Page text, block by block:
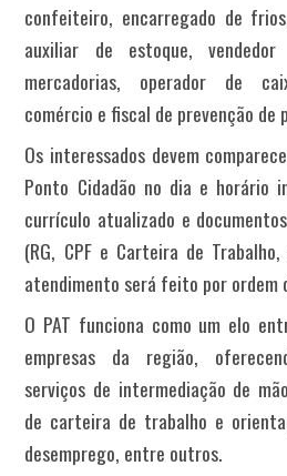
confeiteiro, encarregado de
auxiliar de estoque,
mercadorias, operador de
comércio e fiscal de prevenção de
Os interessados devem
Ponto Cidadão no dia e horário
currículo atualizado e
(RG, CPF e Carteira de
atendimento será feito por ordem
O PAT funciona como um elo
empresas da região,
serviços de intermediação de
de carteira de trabalho e
desemprego, entre outros.